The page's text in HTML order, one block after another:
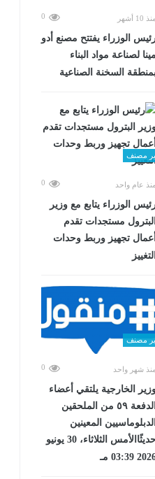
منذ 10 أشهر 0
الوزراء يفتتح مصنع أدو
مينا لصناعة مواد البناء
السخنة الصناعية
مصنف
منذ عام واحد 0
الوزراء يتابع مع وزير
البترول مستجدات تقدم
أعمال تجهيز وربط وحدات
التغييز
مصنف
منذ شهر واحد 0
الخارجية يلتقي أعضاء
الدفعة ٥٩ من الملحقين
الدبلوماسيين المعينين
حديثًاالأمس الثلاثاء، 30 يونيو
03:39 مـ